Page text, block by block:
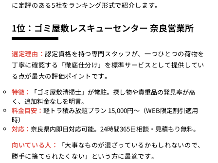
に定評のある5社をランキング形式で紹介します。
1位：ゴミ屋敷レスキューセンター 奈良営業所
選定理由：認定資格を持つ専門スタッフが、一つひとつの荷物を
丁寧に確認する「徹底仕分け」を標準サービスとして提供してい
る点が最大の評価ポイントです。
特徴：
「ゴミ屋敷清掃士」が常駐。探し物や貴重品の発見率が高
く、追加料金なしを明言。
料金目安： 軽トラ積み放題プラン 15,000円〜（WEB限定割引適用
時）
対応： 奈良県内即日対応可能。24時間365日相談・見積もり無料。
向いている人：
「大事なものが混ざっているかもしれないので、
勝手に捨てられたくない」という方に最適です。